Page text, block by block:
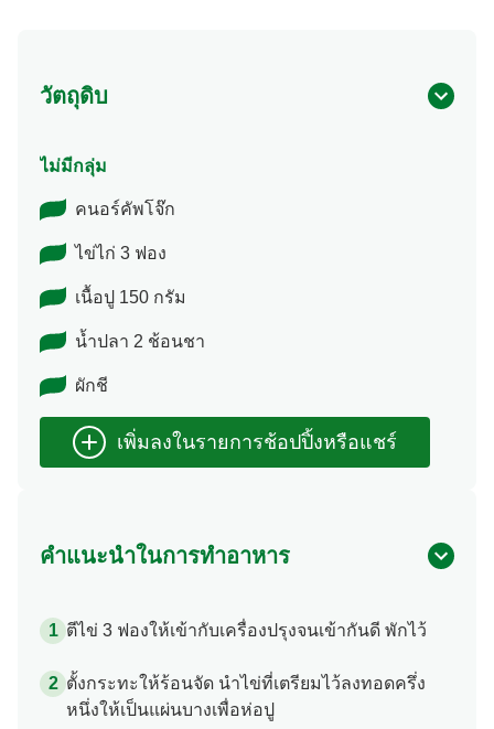
วัตถุดิบ
ไม่มีกลุ่ม
คนอร์คัพโจ๊ก
ไข่ไก่ 3 ฟอง
เนื้อปู 150 กรัม
น้ำปลา 2 ช้อนชา
ผักชี
คำแนะนำในการทำอาหาร
ตีไข่ 3 ฟองให้เข้ากับเครื่องปรุงจนเข้ากันดี พักไว้
ตั้งกระทะให้ร้อนจัด นำไข่ที่เตรียมไว้ลงทอดครึ่ง
หนึ่งให้เป็นแผ่นบางเพื่อห่อปู